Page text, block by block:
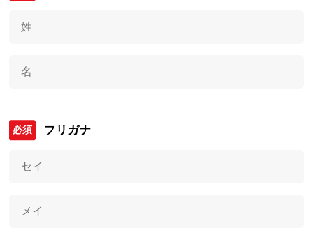
フリガナ